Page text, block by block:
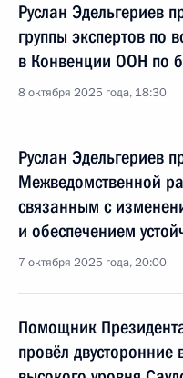
Руслан Эдельгериев
группы экспертов по
в Конвенции ООН по
8 октября 2025 года, 18:30
Руслан Эдельгериев
Межведомственной
связанным с
и обеспечением
7 октября 2025 года, 20:00
Помощник
провёл двусторонние